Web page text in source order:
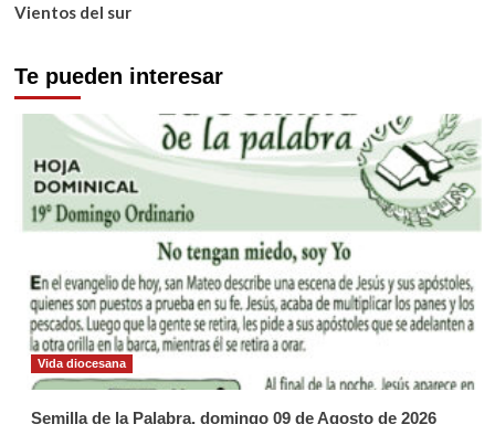
Vientos del sur
Te pueden interesar
Vida diocesana
Semilla de la Palabra, domingo 09 de Agosto de 2026